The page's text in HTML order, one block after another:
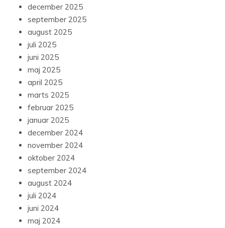
december 2025
september 2025
august 2025
juli 2025
juni 2025
maj 2025
april 2025
marts 2025
februar 2025
januar 2025
december 2024
november 2024
oktober 2024
september 2024
august 2024
juli 2024
juni 2024
maj 2024